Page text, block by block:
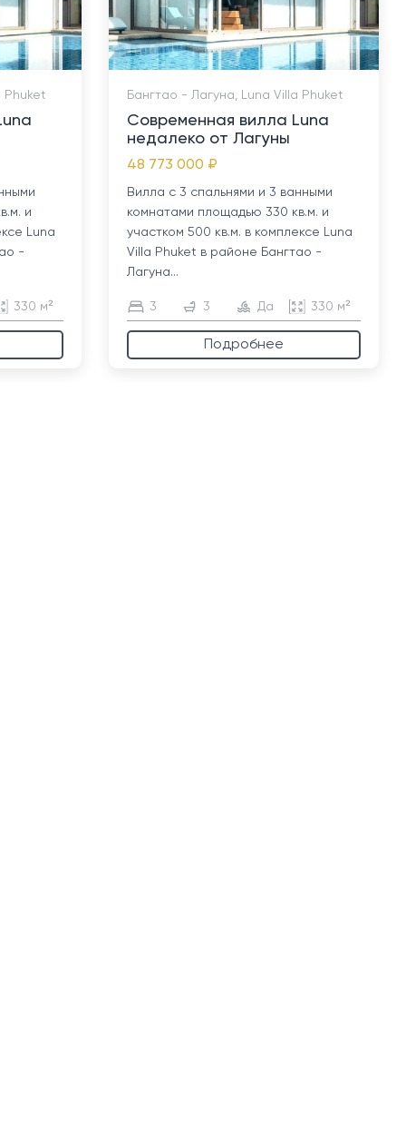
Phuket
и
Luna
-
330 м²
Бангтао - Лагуна, Luna Villa Phuket
Современная вилла Luna
недалеко от Лагуны
48 773 000 ₽
Вилла с 3 спальнями и 3 ванными
комнатами площадью 330 кв.м. и
участком 500 кв.м. в комплексе Luna
Villa Phuket в районе Бангтао -
Лагуна...
3 3 Да 330 м²
Подробнее